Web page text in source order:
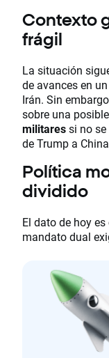
Contexto
frágil
La situación
de avances en un
Irán. Sin
sobre una posible
militaressi no
de Trump a
Política
dividido
El dato de hoy
mandato dual